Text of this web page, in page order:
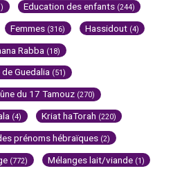
Education des enfants (244)
Femmes (316) Hassidout (4)
Rabba (18)
de Guedalia (51)
du 17 Tamouz (270)
(4) Kriat haTorah (220)
prénoms hébraïques (2)
(772) Mélanges lait/viande (1)